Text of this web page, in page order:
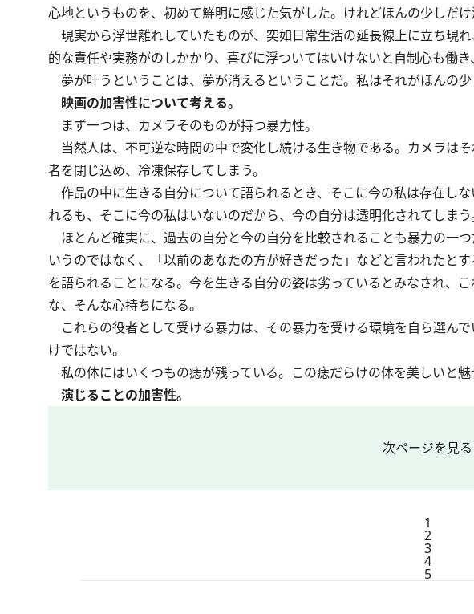
心地というものを、初めて鮮明に感じた気がした。けれどほんの少しだ
現実から浮世離れしていたものが、突如日常生活の延長線上に立ち現
的な責任や実務がのしかかり、喜びに浮ついてはいけないと自制心も働
夢が叶うということは、夢が消えるということだ。私はそれがほんの少
映画の加害性について考える。
まず一つは、カメラそのものが持つ暴力性。
当然人は、不可逆な時間の中で変化し続ける生き物である。カメラは
者を閉じ込め、冷凍保存してしまう。
作品の中に生きる自分について語られるとき、そこに今の私は存在し
れるも、そこに今の私はいないのだから、今の自分は透明化されてしまう
ほとんど確実に、過去の自分と今の自分を比較されることも暴力の一
いうのではなく、「以前のあなたの方が好きだった」などと言われたと
を語られることになる。今を生きる自分の姿は劣っているとみなされ、
な、そんな心持ちになる。
これらの役者として受ける暴力は、その暴力を受ける環境を自ら選ん
けではない。
私の体にはいくつもの痣が残っている。この痣だらけの体を美しいと
演じることの加害性。
次ページを見る
1
2
3
4
5